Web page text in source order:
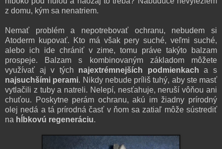
z domu, kým sa nenatriem.
Nemať problém a nepotrebovať ochranu, nebudem si
Atoderm kupovať. Kto má však pery suché, veľmi suché,
alebo ich ide chrániť v zime, tomu práve takýto balzam
prospeje. Balzam s kombinovaným základom môžete
využívať aj v tých najextrémnejších podmienkach a s
najsuchšími perami. Nikdy nebude príliš tuhý, aby ste masť
vytlačili z tuby a natreli. Nelepí, nesťahuje, neruší vôňou ani
chuťou. Poskytne perám ochranu, akú im žiadny prírodný
olej nedá a tá prírodná časť v ňom sa zatiaľ môže sústrediť
na hĺbkovú regeneráciu.